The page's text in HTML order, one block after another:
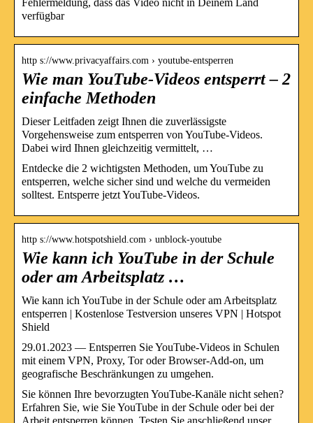
verfügbar
http s://www.privacyaffairs.com › youtube-entsperren
Wie man YouTube-Videos entsperrt – 2
einfache Methoden
Dieser Leitfaden zeigt Ihnen die zuverlässigste
Vorgehensweise zum entsperren von YouTube-Videos.
Dabei wird Ihnen gleichzeitig vermittelt, …
Entdecke die 2 wichtigsten Methoden, um YouTube zu
entsperren, welche sicher sind und welche du vermeiden
solltest. Entsperre jetzt YouTube-Videos.
http s://www.hotspotshield.com › unblock-youtube
Wie kann ich YouTube in der Schule
oder am Arbeitsplatz …
Wie kann ich YouTube in der Schule oder am Arbeitsplatz
entsperren | Kostenlose Testversion unseres VPN | Hotspot
Shield
29.01.2023 — Entsperren Sie YouTube-Videos in Schulen
mit einem VPN, Proxy, Tor oder Browser-Add-on, um
geografische Beschränkungen zu umgehen.
Sie können Ihre bevorzugten YouTube-Kanäle nicht sehen?
Erfahren Sie, wie Sie YouTube in der Schule oder bei der
Arbeit entsperren können. Testen Sie anschließend unser